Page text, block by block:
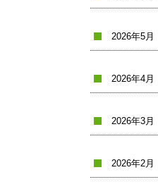
2026年5月
2026年4月
2026年3月
2026年2月